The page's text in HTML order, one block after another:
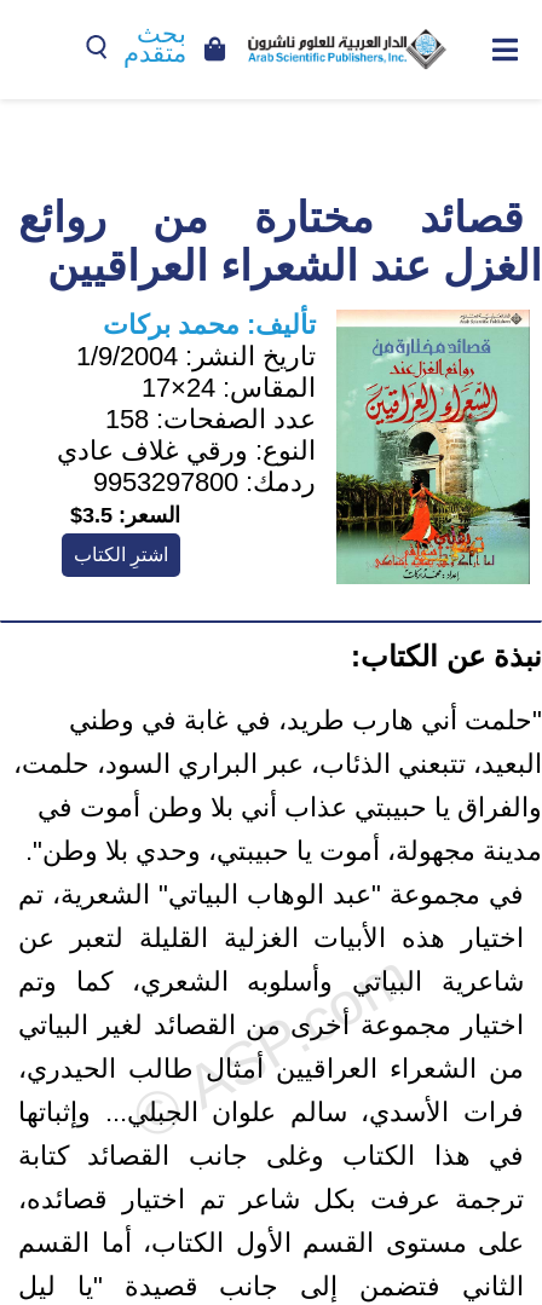
بحث
متقدم
قصائد مختارة من روائع
الغزل عند الشعراء العراقيين
تأليف: محمد بركات
تاريخ النشر: 1/9/2004
المقاس: 24×17
عدد الصفحات: 158
النوع: ورقي غلاف عادي
ردمك: 9953297800
السعر: 3.5$
اشترِ الكتاب
نبذة عن الكتاب:
"حلمت أني هارب طريد، في غابة في وطني
البعيد، تتبعني الذئاب، عبر البراري السود، حلمت،
والفراق يا حبيبتي عذاب أني بلا وطن أموت في
مدينة مجهولة، أموت يا حبيبتي، وحدي بلا وطن".
في مجموعة "عبد الوهاب البياتي" الشعرية، تم
اختيار هذه الأبيات الغزلية القليلة لتعبر عن
شاعرية البياتي وأسلوبه الشعري، كما وتم
اختيار مجموعة أخرى من القصائد لغير البياتي
من الشعراء العراقيين أمثال طالب الحيدري،
فرات الأسدي، سالم علوان الجبلي... وإثباتها
في هذا الكتاب وغلى جانب القصائد كتابة
ترجمة عرفت بكل شاعر تم اختيار قصائده،
على مستوى القسم الأول الكتاب، أما القسم
الثاني فتضمن إلى جانب قصيدة "يا ليل